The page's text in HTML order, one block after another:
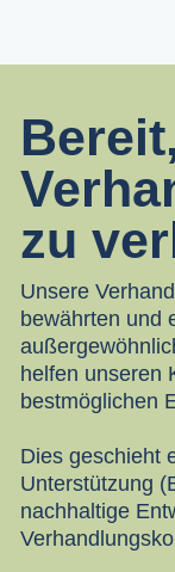
zu
Unsere
bewährten und
helfen unseren
bestmöglichen
Dies geschieht
Unterstützung
nachhaltige